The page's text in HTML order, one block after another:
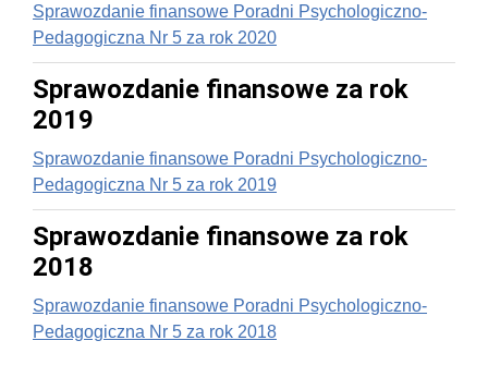
Sprawozdanie finansowe Poradni Psychologiczno-
Pedagogiczna Nr 5 za rok 2020
Sprawozdanie finansowe za rok
2019
Sprawozdanie finansowe Poradni Psychologiczno-
Pedagogiczna Nr 5 za rok 2019
Sprawozdanie finansowe za rok
2018
Sprawozdanie finansowe Poradni Psychologiczno-
Pedagogiczna Nr 5 za rok 2018